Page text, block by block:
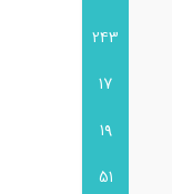
243
17
19
51